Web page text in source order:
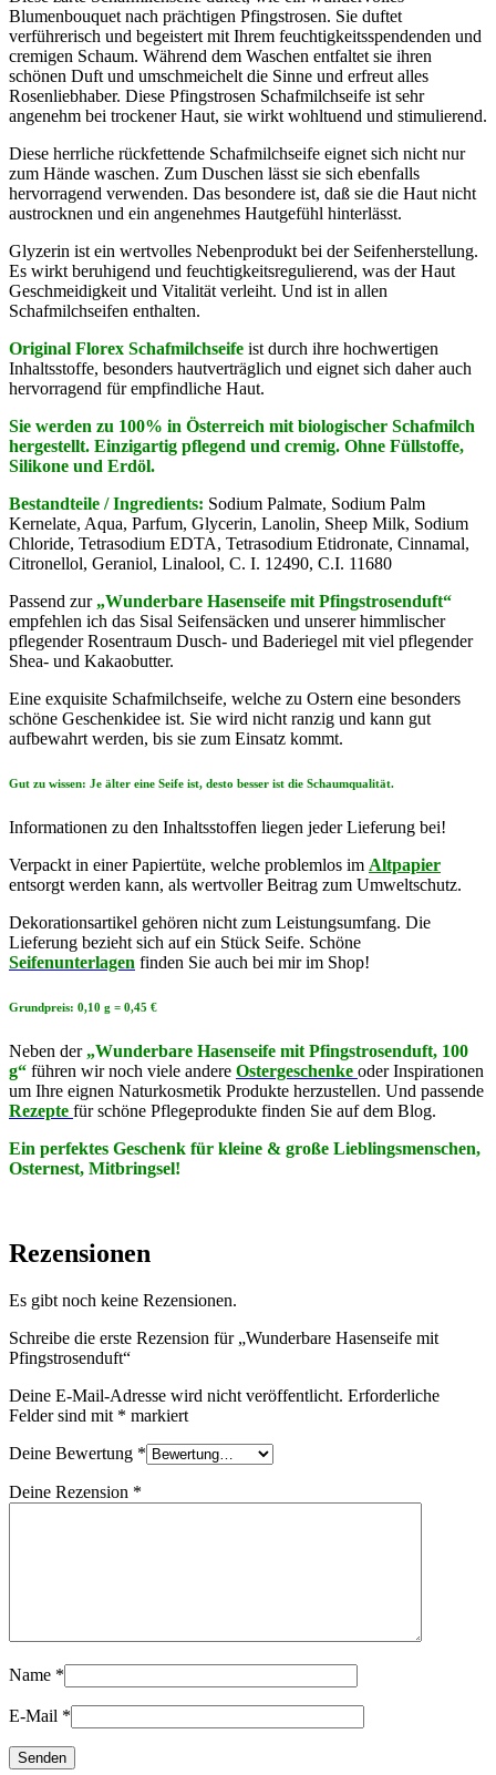
Blumenbouquet nach prächtigen Pfingstrosen. Sie duftet
verführerisch und begeistert mit Ihrem feuchtigkeitsspendenden und
cremigen Schaum. Während dem Waschen entfaltet sie ihren
schönen Duft und umschmeichelt die Sinne und erfreut alles
Rosenliebhaber. Diese Pfingstrosen Schafmilchseife ist sehr
angenehm bei trockener Haut, sie wirkt wohltuend und stimulierend.
Diese herrliche rückfettende Schafmilchseife eignet sich nicht nur
zum Hände waschen. Zum Duschen lässt sie sich ebenfalls
hervorragend verwenden. Das besondere ist, daß sie die Haut nicht
austrocknen und ein angenehmes Hautgefühl hinterlässt.
Glyzerin ist ein wertvolles Nebenprodukt bei der Seifenherstellung.
Es wirkt beruhigend und feuchtigkeitsregulierend, was der Haut
Geschmeidigkeit und Vitalität verleiht. Und ist in allen
Schafmilchseifen enthalten.
Original Florex Schafmilchseife ist durch ihre hochwertigen
Inhaltsstoffe, besonders hautverträglich und eignet sich daher auch
hervorragend für empfindliche Haut.
Sie werden zu 100% in Österreich mit biologischer Schafmilch
hergestellt. Einzigartig pflegend und cremig. Ohne Füllstoffe,
Silikone und Erdöl.
Bestandteile / Ingredients: Sodium Palmate, Sodium Palm
Kernelate, Aqua, Parfum, Glycerin, Lanolin, Sheep Milk, Sodium
Chloride, Tetrasodium EDTA, Tetrasodium Etidronate, Cinnamal,
Citronellol, Geraniol, Linalool, C. I. 12490, C.I. 11680
Passend zur „Wunderbare Hasenseife mit Pfingstrosenduft“
empfehlen ich das Sisal Seifensäcken und unserer himmlischer
pflegender Rosentraum Dusch- und Baderiegel mit viel pflegender
Shea- und Kakaobutter.
Eine exquisite Schafmilchseife, welche zu Ostern eine besonders
schöne Geschenkidee ist. Sie wird nicht ranzig und kann gut
aufbewahrt werden, bis sie zum Einsatz kommt.
Gut zu wissen: Je älter eine Seife ist, desto besser ist die Schaumqualität.
Informationen zu den Inhaltsstoffen liegen jeder Lieferung bei!
Verpackt in einer Papiertüte, welche problemlos im Altpapier
entsorgt werden kann, als wertvoller Beitrag zum Umweltschutz.
Dekorationsartikel gehören nicht zum Leistungsumfang. Die
Lieferung bezieht sich auf ein Stück Seife. Schöne
Seifenunterlagen finden Sie auch bei mir im Shop!
Grundpreis: 0,10 g = 0,45 €
Neben der „Wunderbare Hasenseife mit Pfingstrosenduft, 100
g“ führen wir noch viele andere Ostergeschenke oder Inspirationen
um Ihre eignen Naturkosmetik Produkte herzustellen. Und passende
Rezepte für schöne Pflegeprodukte finden Sie auf dem Blog.
Ein perfektes Geschenk für kleine & große Lieblingsmenschen,
Osternest, Mitbringsel!
Rezensionen
Es gibt noch keine Rezensionen.
Schreibe die erste Rezension für „Wunderbare Hasenseife mit
Pfingstrosenduft“
Deine E-Mail-Adresse wird nicht veröffentlicht. Erforderliche
Felder sind mit * markiert
Deine Bewertung *
Deine Rezension *
Name *
E-Mail *